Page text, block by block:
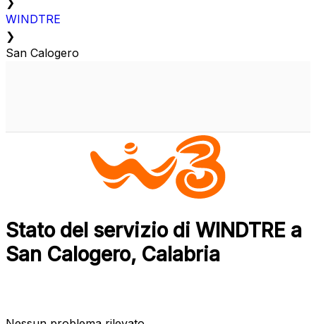
WINDTRE
❯
San Calogero
Stato del servizio di WINDTRE a
San Calogero, Calabria